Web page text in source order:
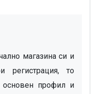
магазина си и
регистрация, то
основен профил и